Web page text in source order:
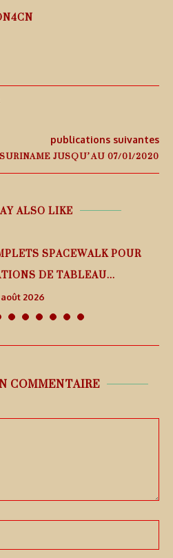
publications suivantes
JUSQU’AU 07/01/2020
ALSO LIKE
SPACEWALK POUR
DE TABLEAU...
août 2026
COMMENTAIRE